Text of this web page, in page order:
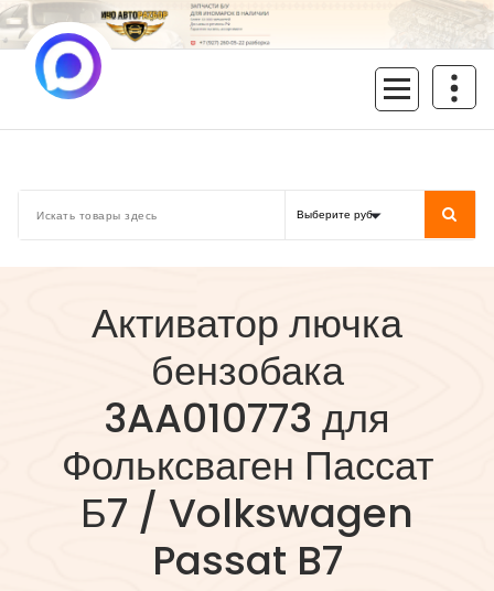
Перейти
к
содержимому
Активатор лючка
бензобака
3AA010773 для
Фольксваген Пассат
Б7 / Volkswagen
Passat B7